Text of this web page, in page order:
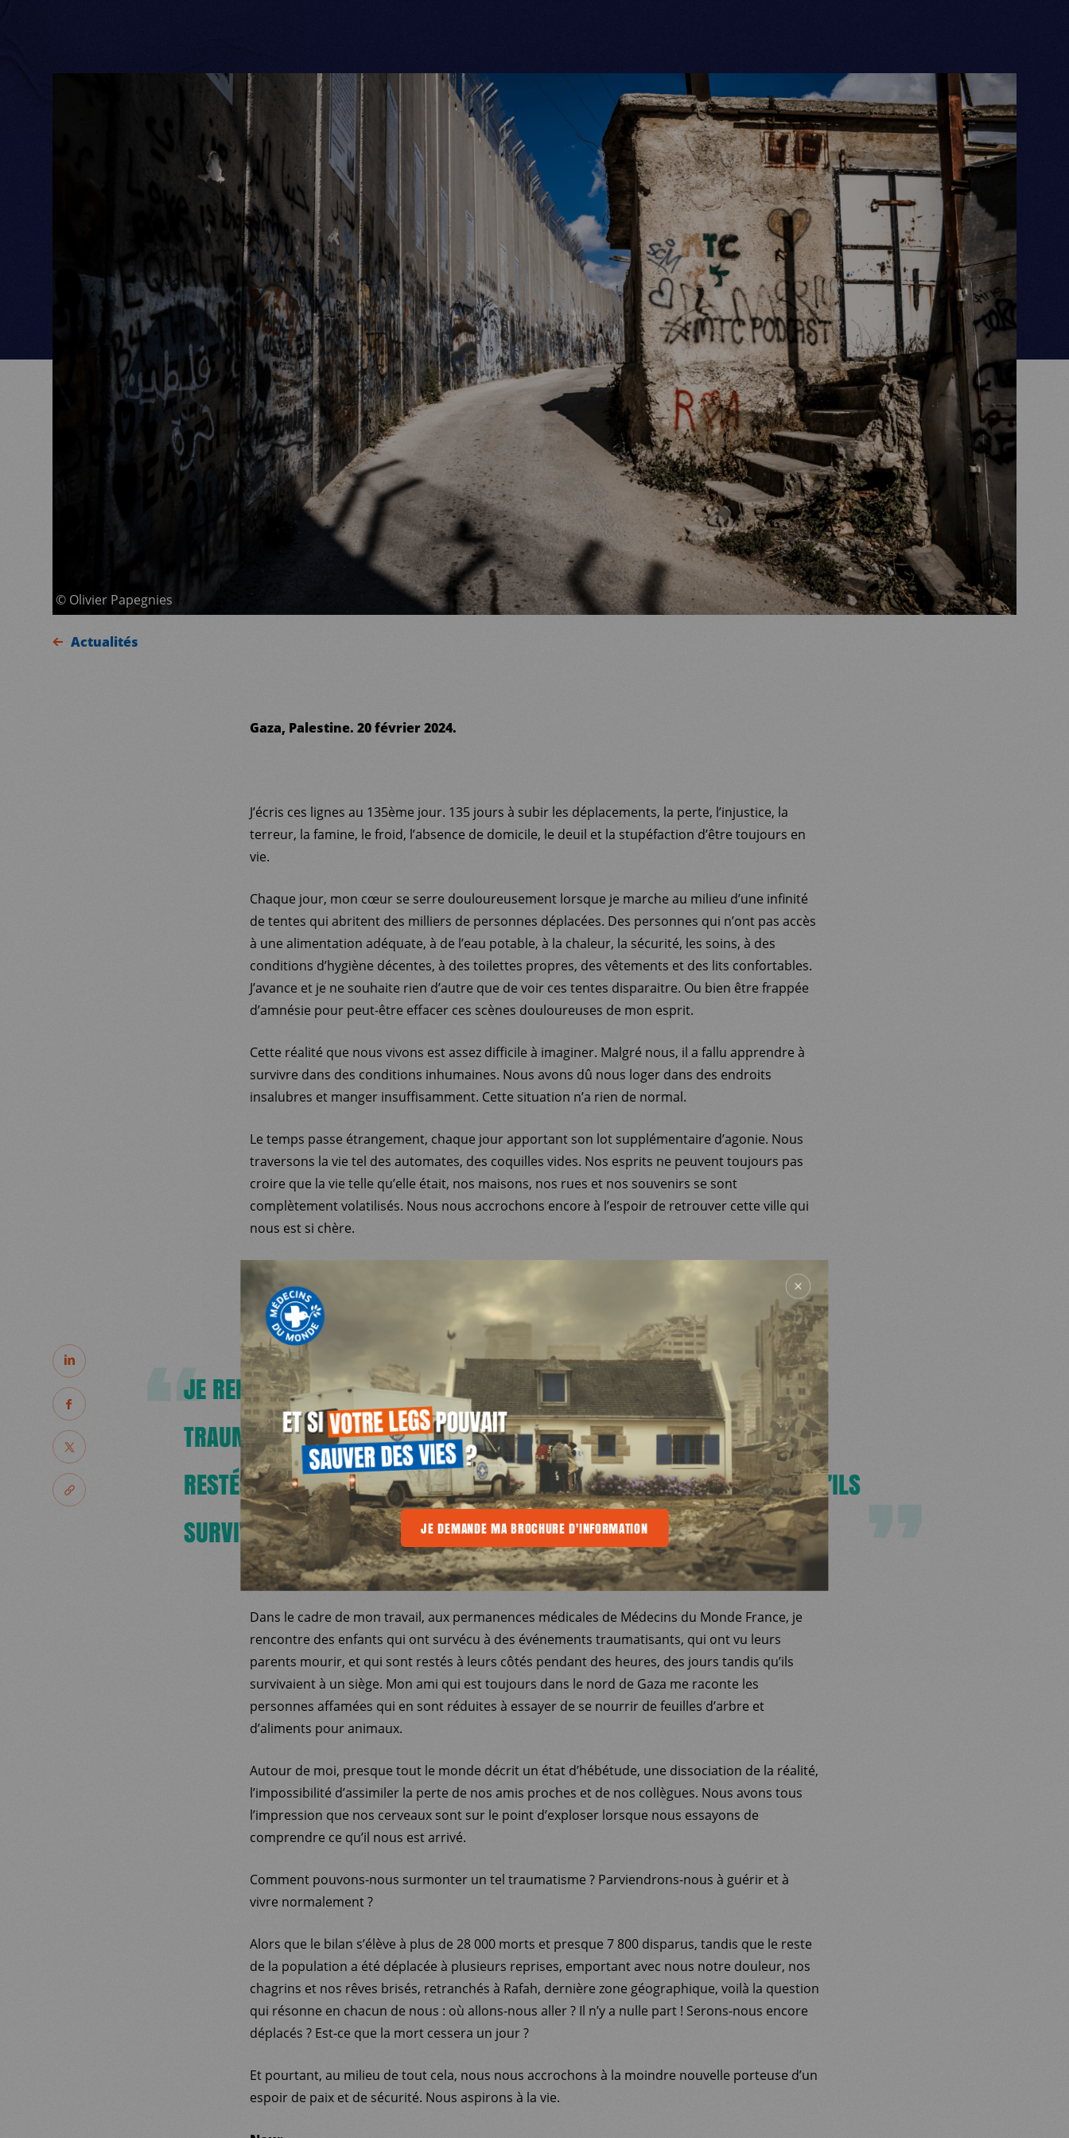
SUR LE TERRAIN
ACTUALITÉS
NOUS SOUTENIR
NOUS REJOINDRE
RESSOURCES
© Olivier Papegnies
Actualités
Gaza, Palestine. 20 février 2024.
J’écris ces lignes au 135ème jour. 135 jours à subir les déplacements, la perte, l’injustice, la
terreur, la famine, le froid, l’absence de domicile, le deuil et la stupéfaction d’être toujours en
vie.
Chaque jour, mon cœur se serre douloureusement lorsque je marche au milieu d’une infinité
de tentes qui abritent des milliers de personnes déplacées. Des personnes qui n’ont pas accès
à une alimentation adéquate, à de l’eau potable, à la chaleur, la sécurité, les soins, à des
conditions d’hygiène décentes, à des toilettes propres, des vêtements et des lits confortables.
J’avance et je ne souhaite rien d’autre que de voir ces tentes disparaitre. Ou bien être frappée
d’amnésie pour peut-être effacer ces scènes douloureuses de mon esprit.
Cette réalité que nous vivons est assez difficile à imaginer. Malgré nous, il a fallu apprendre à
survivre dans des conditions inhumaines. Nous avons dû nous loger dans des endroits
insalubres et manger insuffisamment. Cette situation n’a rien de normal.
Le temps passe étrangement, chaque jour apportant son lot supplémentaire d’agonie. Nous
traversons la vie tel des automates, des coquilles vides. Nos esprits ne peuvent toujours pas
croire que la vie telle qu’elle était, nos maisons, nos rues et nos souvenirs se sont
complètement volatilisés. Nous nous accrochons encore à l’espoir de retrouver cette ville qui
nous est si chère.
Je me demande si c’est aussi ce que nos grands-pères ont ressenti lorsqu’ils ont quitté leurs
maisons en 1948. Cette pensée me terrorise : et si, comme eux, nous ne revenions jamais ?
JE RENCONTRE DES ENFANTS QUI ONT SURVÉCU À DES ÉVÉNEMENTS
TRAUMATISANTS, QUI ONT VU LEURS PARENTS MOURIR, ET QUI SONT
RESTÉS À LEURS CÔTÉS PENDANT DES HEURES, DES JOURS TANDIS QU’ILS
SURVIVAIENT À UN SIÈGE.
Dans le cadre de mon travail, aux permanences médicales de Médecins du Monde France, je
rencontre des enfants qui ont survécu à des événements traumatisants, qui ont vu leurs
parents mourir, et qui sont restés à leurs côtés pendant des heures, des jours tandis qu’ils
survivaient à un siège. Mon ami qui est toujours dans le nord de Gaza me raconte les
personnes affamées qui en sont réduites à essayer de se nourrir de feuilles d’arbre et
d’aliments pour animaux.
Autour de moi, presque tout le monde décrit un état d’hébétude, une dissociation de la réalité,
l’impossibilité d’assimiler la perte de nos amis proches et de nos collègues. Nous avons tous
l’impression que nos cerveaux sont sur le point d’exploser lorsque nous essayons de
comprendre ce qu’il nous est arrivé.
Comment pouvons-nous surmonter un tel traumatisme ? Parviendrons-nous à guérir et à
vivre normalement ?
Alors que le bilan s’élève à plus de 28 000 morts et presque 7 800 disparus, tandis que le reste
de la population a été déplacée à plusieurs reprises, emportant avec nous notre douleur, nos
chagrins et nos rêves brisés, retranchés à Rafah, dernière zone géographique, voilà la question
qui résonne en chacun de nous : où allons-nous aller ? Il n’y a nulle part ! Serons-nous encore
déplacés ? Est-ce que la mort cessera un jour ?
Et pourtant, au milieu de tout cela, nous nous accrochons à la moindre nouvelle porteuse d’un
espoir de paix et de sécurité. Nous aspirons à la vie.
PARTAGER
PARTAGER
PARTAGER
PARTAGER LE LIEN
JE DEMANDE MA BROCHURE D'INFORMATION JE DEMANDE MA BROCHURE D'INFORMATION JE DEMANDE MA BROCHURE D'INFORMATION
JE DEMANDE MA BROCHURE D'INFORMATION